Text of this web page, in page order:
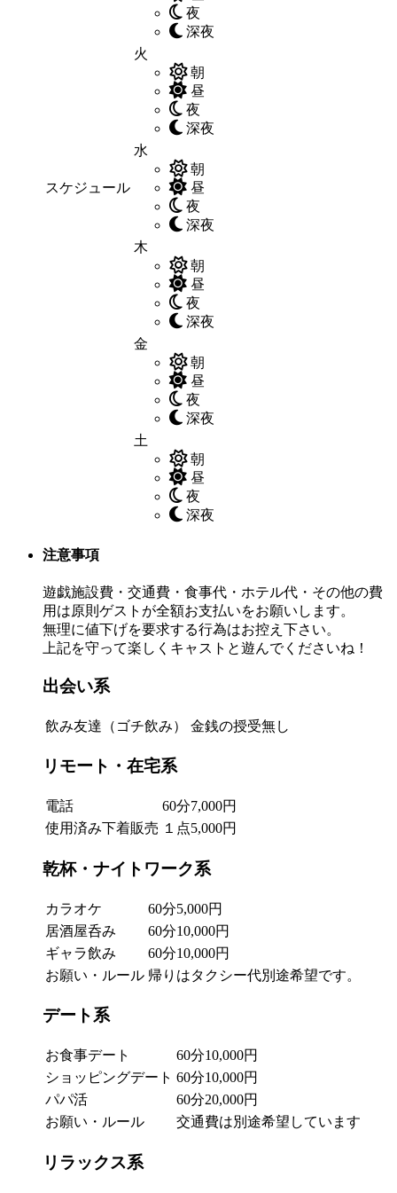
スケジュール
夜
深夜
火
朝
昼
夜
深夜
水
朝
昼
夜
深夜
木
朝
昼
夜
深夜
金
朝
昼
夜
深夜
土
朝
昼
夜
深夜
注意事項
遊戯施設費・交通費・食事代・ホテル代・その他の費
用は原則ゲストが全額お支払いをお願いします。
無理に値下げを要求する行為はお控え下さい。
上記を守って楽しくキャストと遊んでくださいね！
出会い系
飲み友達（ゴチ飲み） 金銭の授受無し
リモート・在宅系
電話
60分7,000円
使用済み下着販売 １点5,000円
乾杯・ナイトワーク系
カラオケ
60分5,000円
居酒屋呑み
60分10,000円
ギャラ飲み
60分10,000円
お願い・ルール 帰りはタクシー代別途希望です。
デート系
お食事デート
60分10,000円
ショッピングデート 60分10,000円
パパ活
60分20,000円
お願い・ルール
交通費は別途希望しています
リラックス系